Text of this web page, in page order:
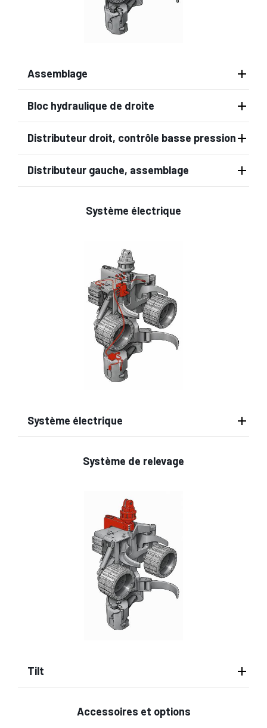
Assemblage
Bloc hydraulique de droite
Distributeur droit, contrôle basse pression
Distributeur gauche, assemblage
Système électrique
Système électrique
Système de relevage
Tilt
Accessoires et options